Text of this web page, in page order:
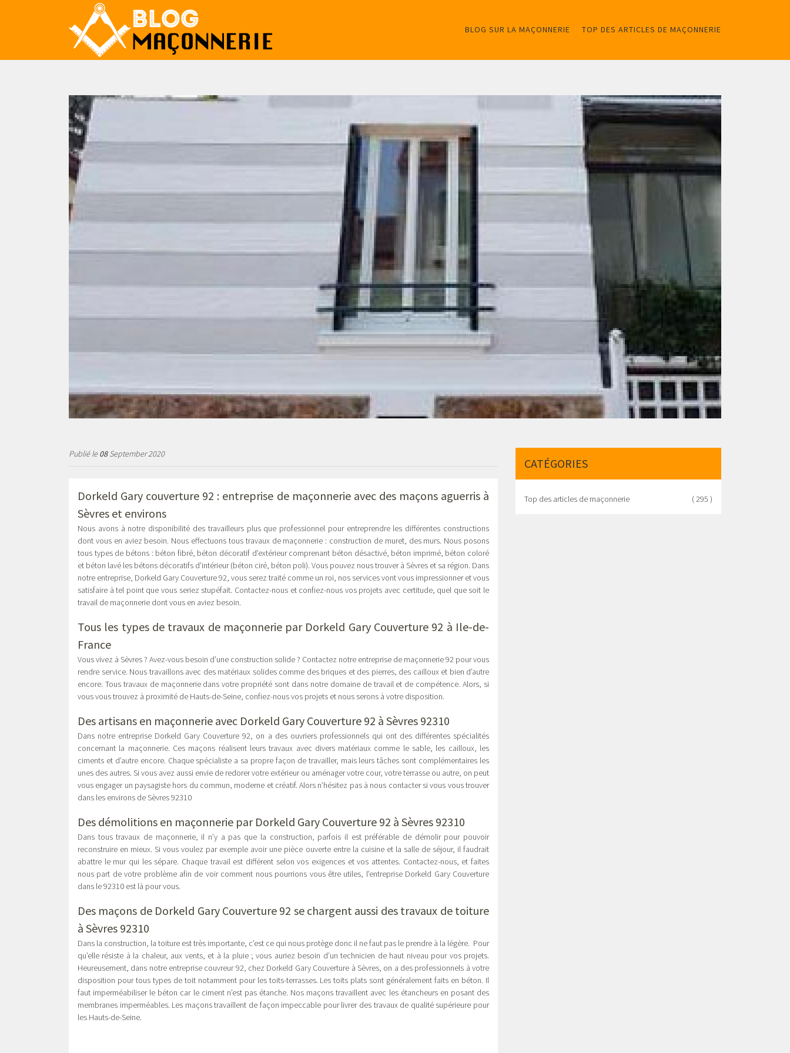
BLOG SUR LA MAÇONNERIE TOP DES ARTICLES DE MAÇONNERIE
Publié le08September 2020
Dorkeld Gary couverture 92 : entreprise de maçonnerie avec des maçons aguerris à
Sèvres et environs
Nous avons à notre disponibilité des travailleurs plus que professionnel pour entreprendre les différentes constructions
dont vous en aviez besoin. Nous effectuons tous travaux de maçonnerie : construction de muret, des murs. Nous posons
tous types de bétons : béton fibré, béton décoratif d’extérieur comprenant béton désactivé, béton imprimé, béton coloré
et béton lavé les bétons décoratifs d’intérieur (béton ciré, béton poli). Vous pouvez nous trouver à Sèvres et sa région. Dans
notre entreprise, Dorkeld Gary Couverture 92, vous serez traité comme un roi, nos services vont vous impressionner et vous
satisfaire à tel point que vous seriez stupéfait. Contactez-nous et confiez-nous vos projets avec certitude, quel que soit le
travail de maçonnerie dont vous en aviez besoin.
Tous les types de travaux de maçonnerie par Dorkeld Gary Couverture 92 à Ile-de-
France
Vous vivez à Sèvres ? Avez-vous besoin d’une construction solide ? Contactez notre entreprise de maçonnerie 92 pour vous
rendre service. Nous travaillons avec des matériaux solides comme des briques et des pierres, des cailloux et bien d’autre
encore. Tous travaux de maçonnerie dans votre propriété sont dans notre domaine de travail et de compétence. Alors, si
vous vous trouvez à proximité de Hauts-de-Seine, confiez-nous vos projets et nous serons à votre disposition.
Des artisans en maçonnerie avec Dorkeld Gary Couverture 92 à Sèvres 92310
Dans notre entreprise Dorkeld Gary Couverture 92, on a des ouvriers professionnels qui ont des différentes spécialités
concernant la maçonnerie. Ces maçons réalisent leurs travaux avec divers matériaux comme le sable, les cailloux, les
ciments et d’autre encore. Chaque spécialiste a sa propre façon de travailler, mais leurs tâches sont complémentaires les
unes des autres. Si vous avez aussi envie de redorer votre extérieur ou aménager votre cour, votre terrasse ou autre, on peut
vous engager un paysagiste hors du commun, moderne et créatif. Alors n’hésitez pas à nous contacter si vous vous trouver
dans les environs de Sèvres 92310
Des démolitions en maçonnerie par Dorkeld Gary Couverture 92 à Sèvres 92310
Dans tous travaux de maçonnerie, il n’y a pas que la construction, parfois il est préférable de démolir pour pouvoir
reconstruire en mieux. Si vous voulez par exemple avoir une pièce ouverte entre la cuisine et la salle de séjour, il faudrait
abattre le mur qui les sépare. Chaque travail est différent selon vos exigences et vos attentes. Contactez-nous, et faites
nous part de votre problème afin de voir comment nous pourrions vous être utiles, l’entreprise Dorkeld Gary Couverture
dans le 92310 est là pour vous.
Des maçons de Dorkeld Gary Couverture 92 se chargent aussi des travaux de toiture
à Sèvres 92310
Dans la construction, la toiture est très importante, c’est ce qui nous protège donc il ne faut pas le prendre à la légère. Pour
qu’elle résiste à la chaleur, aux vents, et à la pluie ; vous auriez besoin d’un technicien de haut niveau pour vos projets.
Heureusement, dans notre entreprise couvreur 92, chez Dorkeld Gary Couverture à Sèvres, on a des professionnels à votre
disposition pour tous types de toit notamment pour les toits-terrasses. Les toits plats sont généralement faits en béton. Il
faut imperméabiliser le béton car le ciment n’est pas étanche. Nos maçons travaillent avec les étancheurs en posant des
membranes imperméables. Les maçons travaillent de façon impeccable pour livrer des travaux de qualité supérieure pour
les Hauts-de-Seine.
CATÉGORIES
Top des articles de maçonnerie ( 295 )